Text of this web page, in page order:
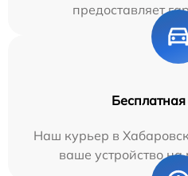
предоставляет
Наш курьер в
ваше устройство на